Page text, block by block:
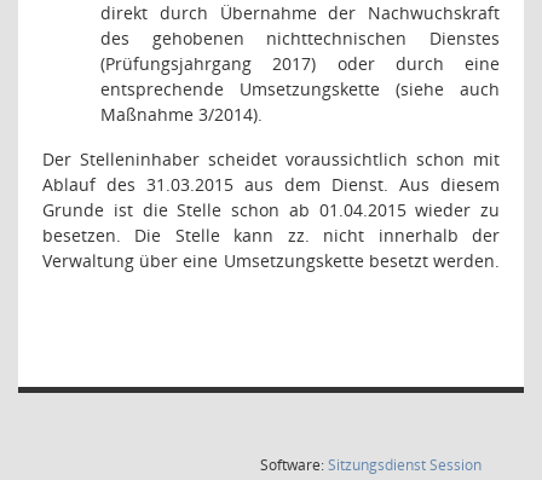
direkt durch Übernahme der Nachwuchskraft
des gehobenen nichttechnischen Dienstes
(Prüfungsjahrgang 2017) oder durch eine
entsprechende Umsetzungskette (siehe auch
Maßnahme 3/2014).
Der Stelleninhaber scheidet voraussichtlich schon mit
Ablauf des 31.03.2015 aus dem Dienst. Aus diesem
Grunde ist die Stelle schon ab 01.04.2015 wieder zu
besetzen. Die Stelle kann zz. nicht innerhalb der
Verwaltung über eine Umsetzungskette besetzt werden.
Software:SitzungsdienstSession(Wird in